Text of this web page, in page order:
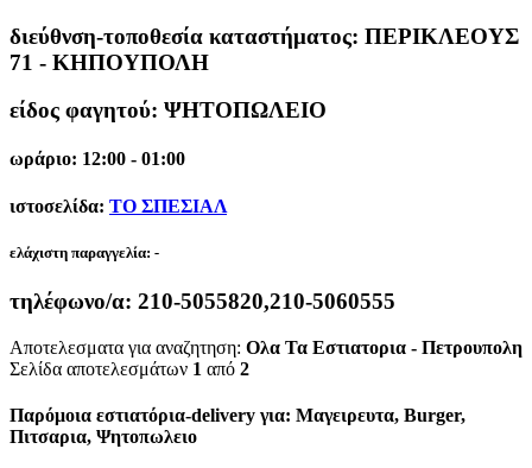
διεύθνση-τοποθεσία καταστήματος: ΠΕΡΙΚΛΕΟΥΣ
71 - ΚΗΠΟΥΠΟΛΗ
είδος φαγητού: ΨΗΤΟΠΩΛΕΙΟ
ωράριο: 12:00 - 01:00
ιστοσελίδα: ΤΟ ΣΠΕΣΙΑΛ
ελάχιστη παραγγελία: -
τηλέφωνο/α: 210-5055820,210-5060555
Αποτελεσματα για αναζητηση: Ολα Τα Εστιατορια - Πετρουπολη
Σελίδα αποτελεσμάτων 1 από 2
Παρόμοια εστιατόρια-delivery για: Μαγειρευτα, Burger,
Πιτσαρια, Ψητοπωλειο